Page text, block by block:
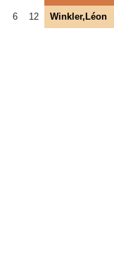
6 12 Winkler,Léon